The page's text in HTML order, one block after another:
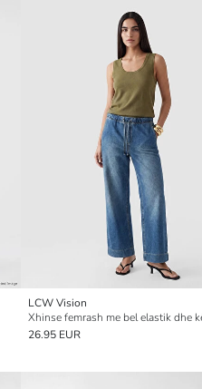
LCW Vision
26.95 EUR